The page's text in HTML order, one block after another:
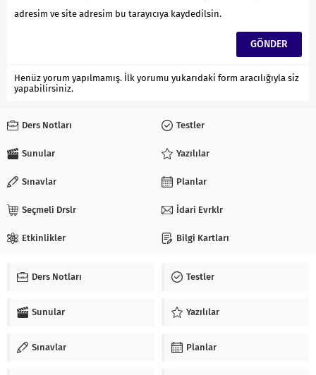
adresim ve site adresim bu tarayıcıya kaydedilsin.
Henüz yorum yapılmamış. İlk yorumu yukarıdaki form aracılığıyla siz
yapabilirsiniz.
Ders Notları Testler
Sunular Yazılılar
Sınavlar Planlar
Seçmeli Drslr İdari Evrklr
Etkinlikler Bilgi Kartları
Ders Notları Testler
Sunular Yazılılar
Sınavlar Planlar